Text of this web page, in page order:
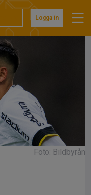
Logga in
Foto: Bildbyrån